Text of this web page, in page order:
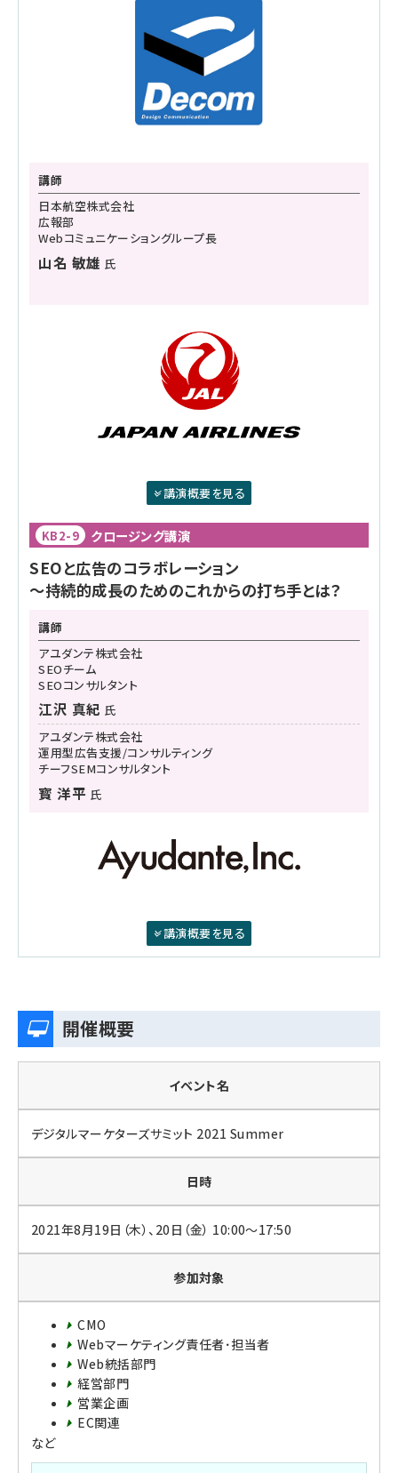
講師
日本航空株式会社
広報部
Webコミュニケーショングループ長
山名 敏雄 氏
講演概要を見る
KB2-9 クロージング講演
SEOと広告のコラボレーション
〜持続的成長のためのこれからの打ち手とは？
講師
アユダンテ株式会社
SEOチーム
SEOコンサルタント
江沢 真紀 氏
アユダンテ株式会社
運用型広告支援/コンサルティング
チーフSEMコンサルタント
寳 洋平 氏
講演概要を見る
開催概要
イベント名
デジタルマーケターズサミット 2021 Summer
日時
2021年8月19日（木）、20日（金） 10:00〜17:50
参加対象
CMO
Webマーケティング責任者･担当者
Web統括部門
経営部門
営業企画
EC関連
など